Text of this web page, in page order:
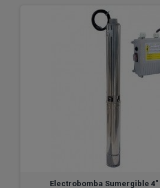
Electrobomba Sumergible 4"